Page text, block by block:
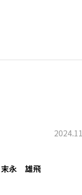
末永 雄飛